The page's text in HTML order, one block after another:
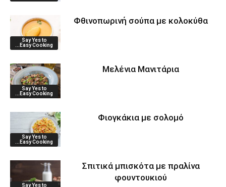
Say Yes to
...Easy Cooking
Φθινοπωρινή σούπα με κολοκύθα
Say Yes to
...Easy Cooking
Μελένια Μανιτάρια
Say Yes to
...Easy Cooking
Φιογκάκια με σολομό
Say Yes to
Σπιτικά μπισκότα με πραλίνα
φουντουκιού